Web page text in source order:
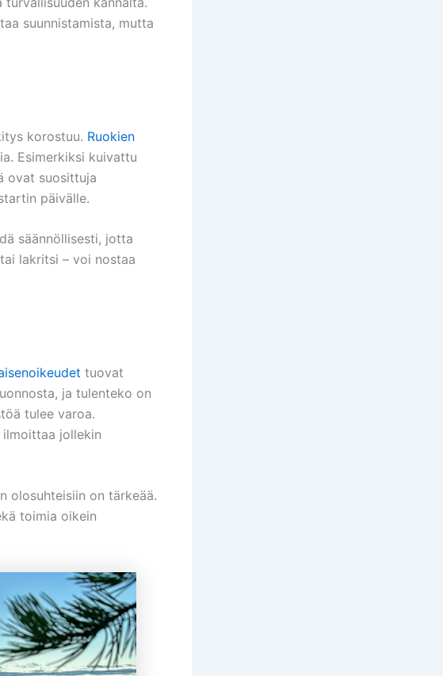
suunnistamista, mutta
korostuu. Ruokien
Esimerkiksi kuivattu
ovat suosittuja
päivälle.
säännöllisesti, jotta
lakritsi – voi nostaa
tuovat
ja tulenteko on
tulee varoa.
ilmoittaa jollekin
olosuhteisiin on tärkeää.
toimia oikein